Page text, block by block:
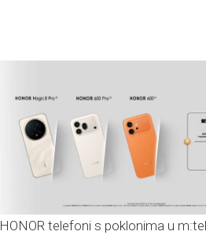
HONOR telefoni s poklonima u